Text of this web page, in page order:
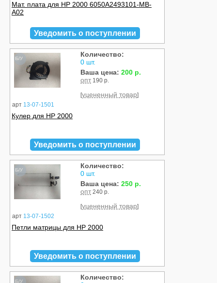
Мат. плата для HP 2000 6050A2493101-MB-
A02
Уведомить о поступлении
Б/У
арт 13-07-1501
Количество:
0 шт.
Ваша цена: 200 р.
опт 190 р.
[уцененный товар]
Кулер для HP 2000
Уведомить о поступлении
Б/У
арт 13-07-1502
Количество:
0 шт.
Ваша цена: 250 р.
опт 240 р.
[уцененный товар]
Петли матрицы для HP 2000
Уведомить о поступлении
Б/У
Количество: